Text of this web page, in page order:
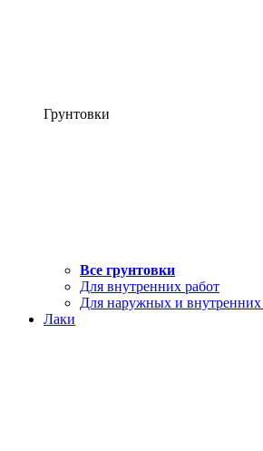
Грунтовки
Все грунтовки
Для внутренних работ
Для наружных и внутренних
Лаки